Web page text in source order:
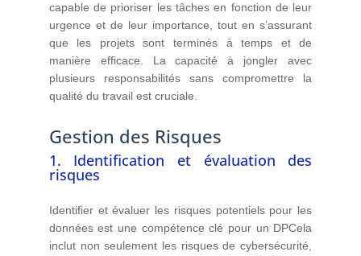
capable de prioriser les tâches en fonction de leur
urgence et de leur importance, tout en s’assurant
que les projets sont terminés à temps et de
manière efficace. La capacité à jongler avec
plusieurs responsabilités sans compromettre la
qualité du travail est cruciale.
Gestion des Risques
1. Identification et évaluation des
risques
Identifier et évaluer les risques potentiels pour les
données est une compétence clé pour un DPCela
inclut non seulement les risques de cybersécurité,